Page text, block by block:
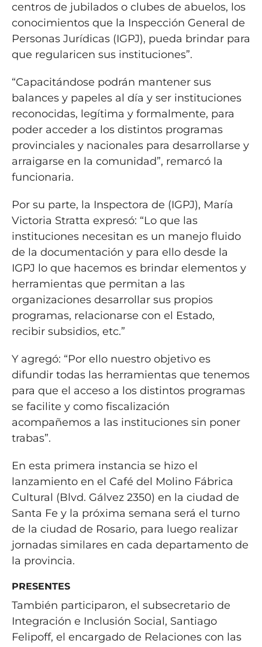
centros de jubilados o clubes de abuelos, los
conocimientos que la Inspección General de
Personas Jurídicas (IGPJ), pueda brindar para
que regularicen sus instituciones”.
“Capacitándose podrán mantener sus
balances y papeles al día y ser instituciones
reconocidas, legítima y formalmente, para
poder acceder a los distintos programas
provinciales y nacionales para desarrollarse y
arraigarse en la comunidad”, remarcó la
funcionaria.
Por su parte, la Inspectora de (IGPJ), María
Victoria Stratta expresó: “Lo que las
instituciones necesitan es un manejo fluido
de la documentación y para ello desde la
IGPJ lo que hacemos es brindar elementos y
herramientas que permitan a las
organizaciones desarrollar sus propios
programas, relacionarse con el Estado,
recibir subsidios, etc.”
Y agregó: “Por ello nuestro objetivo es
difundir todas las herramientas que tenemos
para que el acceso a los distintos programas
se facilite y como fiscalización
acompañemos a las instituciones sin poner
trabas”.
En esta primera instancia se hizo el
lanzamiento en el Café del Molino Fábrica
Cultural (Blvd. Gálvez 2350) en la ciudad de
Santa Fe y la próxima semana será el turno
de la ciudad de Rosario, para luego realizar
jornadas similares en cada departamento de
la provincia.
PRESENTES
También participaron, el subsecretario de
Integración e Inclusión Social, Santiago
Felipoff, el encargado de Relaciones con las